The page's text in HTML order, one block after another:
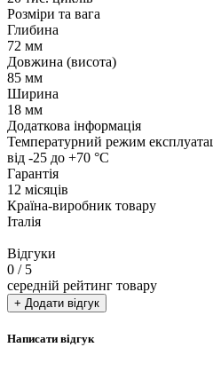
Розміри та вага
Глибина
72 мм
Довжина (висота)
85 мм
Ширина
18 мм
Додаткова інформація
Температурний режим
від -25 до +70 °С
Гарантія
12 місяців
Країна-виробник товару
Італія
Відгуки
0 / 5
середній рейтинг товару
+ Додати відгук
Написати відгук